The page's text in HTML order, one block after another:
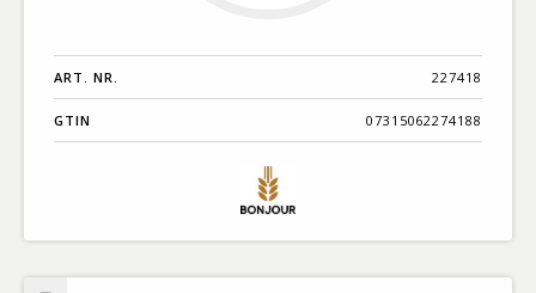
ART. NR. 227418
GTIN 07315062274188